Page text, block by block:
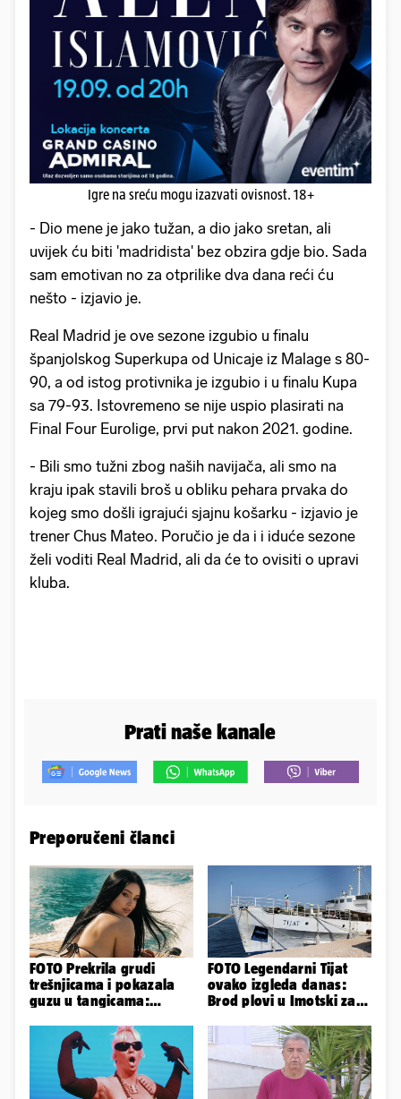
Igre na sreću mogu izazvati ovisnost. 18+
- Dio mene je jako tužan, a dio jako sretan, ali
uvijek ću biti 'madridista' bez obzira gdje bio. Sada
sam emotivan no za otprilike dva dana reći ću
nešto - izjavio je.
Real Madrid je ove sezone izgubio u finalu
španjolskog Superkupa od Unicaje iz Malage s 80-
90, a od istog protivnika je izgubio i u finalu Kupa
sa 79-93. Istovremeno se nije uspio plasirati na
Final Four Eurolige, prvi put nakon 2021. godine.
- Bili smo tužni zbog naših navijača, ali smo na
kraju ipak stavili broš u obliku pehara prvaka do
kojeg smo došli igrajući sjajnu košarku - izjavio je
trener Chus Mateo. Poručio je da i i iduće sezone
želi voditi Real Madrid, ali da će to ovisiti o upravi
kluba.
Prati naše kanale
Preporučeni članci
FOTO Prekrila grudi
trešnjicama i pokazala
guzu u tangicama:
Slavonka
FOTO Legendarni Tijat
ovako izgleda danas:
Brod plovi u Imotski za